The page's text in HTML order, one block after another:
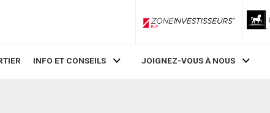
ZoneInvestisseurs RLP
INFO ET CONSEILS JOIGNEZ-VOUS À NOUS